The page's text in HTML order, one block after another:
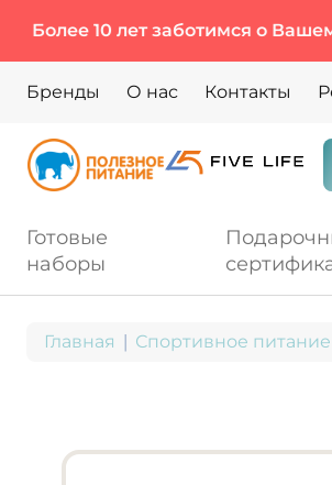
10 лет заботимся о Вашем
Бренды О нас Контакты
Готовые
наборы
Главная Спортивное питание